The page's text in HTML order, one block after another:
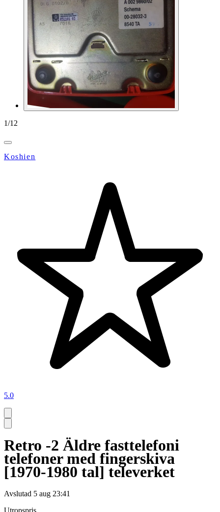
1/12
Koshien
5.0
Retro -2 Äldre fasttelefoni
telefoner med fingerskiva
[1970-1980 tal] televerket
Avslutad 5 aug 23:41
Utropspris